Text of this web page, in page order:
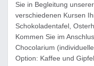
Sie in Begleitung
verschiedenen Kursen
Schokoladentafel,
Kommen Sie im
Chocolarium
Option: Kaffee und